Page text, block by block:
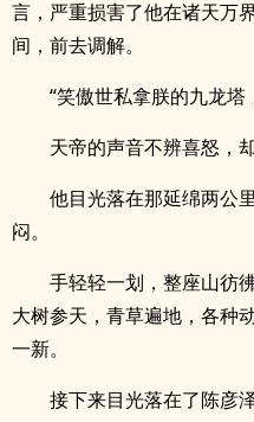
言，严重损害了他在诸天万
间，前去调解。
“笑傲世私拿朕的九龙塔
天帝的声音不辨喜怒，
他目光落在那延绵两公
闷。
手轻轻一划，整座山彷
大树参天，青草遍地，各种
一新。
接下来目光落在了陈彦